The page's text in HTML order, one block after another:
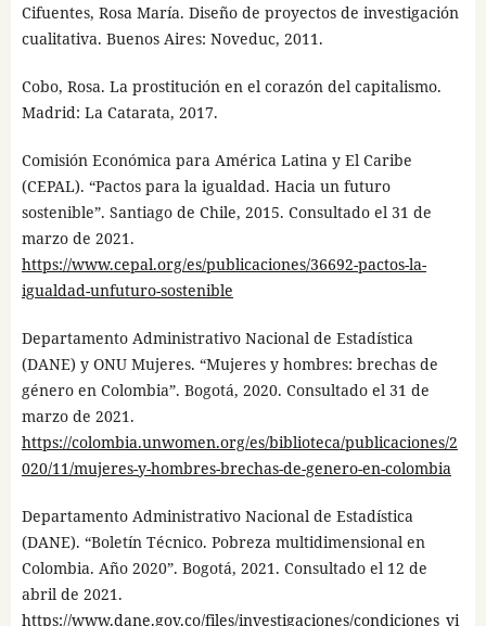
Cifuentes, Rosa María. Diseño de proyectos de investigación
cualitativa. Buenos Aires: Noveduc, 2011.
Cobo, Rosa. La prostitución en el corazón del capitalismo.
Madrid: La Catarata, 2017.
Comisión Económica para América Latina y El Caribe
(CEPAL). “Pactos para la igualdad. Hacia un futuro
sostenible”. Santiago de Chile, 2015. Consultado el 31 de
marzo de 2021.
https://www.cepal.org/es/publicaciones/36692-pactos-la-
igualdad-unfuturo-sostenible
Departamento Administrativo Nacional de Estadística
(DANE) y ONU Mujeres. “Mujeres y hombres: brechas de
género en Colombia”. Bogotá, 2020. Consultado el 31 de
marzo de 2021.
https://colombia.unwomen.org/es/biblioteca/publicaciones/2
020/11/mujeres-y-hombres-brechas-de-genero-en-colombia
Departamento Administrativo Nacional de Estadística
(DANE). “Boletín Técnico. Pobreza multidimensional en
Colombia. Año 2020”. Bogotá, 2021. Consultado el 12 de
abril de 2021.
https://www.dane.gov.co/files/investigaciones/condiciones_vi